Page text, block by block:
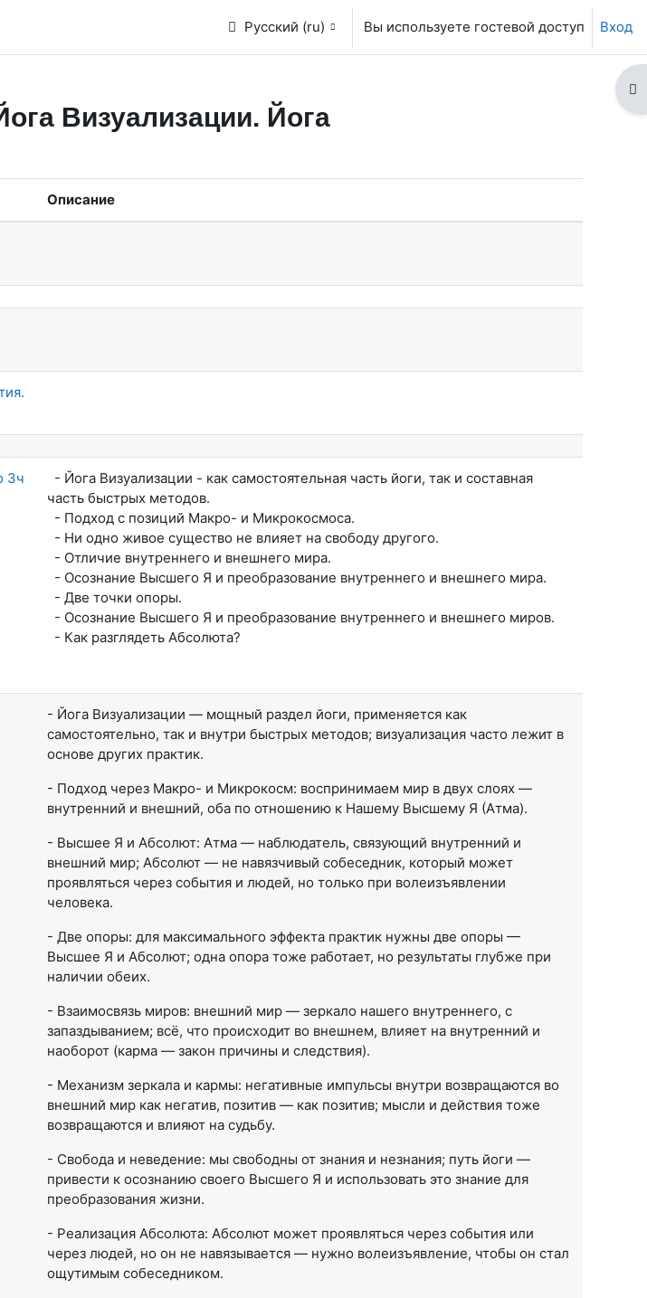
Русский ‎(ru)‎ Вы используете гостевой доступ Вход
Визуализации. Йога
Описание
3ч
- Йога Визуализации - как самостоятельная часть йоги, так и составная
часть быстрых методов.
- Подход с позиций Макро- и Микрокосмоса.
- Ни одно живое существо не влияет на свободу другого.
- Отличие внутреннего и внешнего мира.
- Осознание Высшего Я и преобразование внутреннего и внешнего мира.
- Две точки опоры.
- Осознание Высшего Я и преобразование внутреннего и внешнего миров.
- Как разглядеть Абсолюта?
- Йога Визуализации — мощный раздел йоги, применяется как
самостоятельно, так и внутри быстрых методов; визуализация часто лежит в
основе других практик.
- Подход через Макро- и Микрокосм: воспринимаем мир в двух слоях —
внутренний и внешний, оба по отношению к Нашему Высшему Я (Атма).
- Высшее Я и Абсолют: Атма — наблюдатель, связующий внутренний и
внешний мир; Абсолют — не навязчивый собеседник, который может
проявляться через события и людей, но только при волеизъявлении
человека.
- Две опоры: для максимального эффекта практик нужны две опоры —
Высшее Я и Абсолют; одна опора тоже работает, но результаты глубже при
наличии обеих.
- Взаимосвязь миров: внешний мир — зеркало нашего внутреннего, с
запаздыванием; всё, что происходит во внешнем, влияет на внутренний и
наоборот (карма — закон причины и следствия).
- Механизм зеркала и кармы: негативные импульсы внутри возвращаются во
внешний мир как негатив, позитив — как позитив; мысли и действия тоже
возвращаются и влияют на судьбу.
- Свобода и неведение: мы свободны от знания и незнания; путь йоги —
привести к осознанию своего Высшего Я и использовать это знание для
преобразования жизни.
- Реализация Абсолюта: Абсолют может проявляться через события или
через людей, но он не навязывается — нужно волеизъявление, чтобы он стал
ощутимым собеседником.